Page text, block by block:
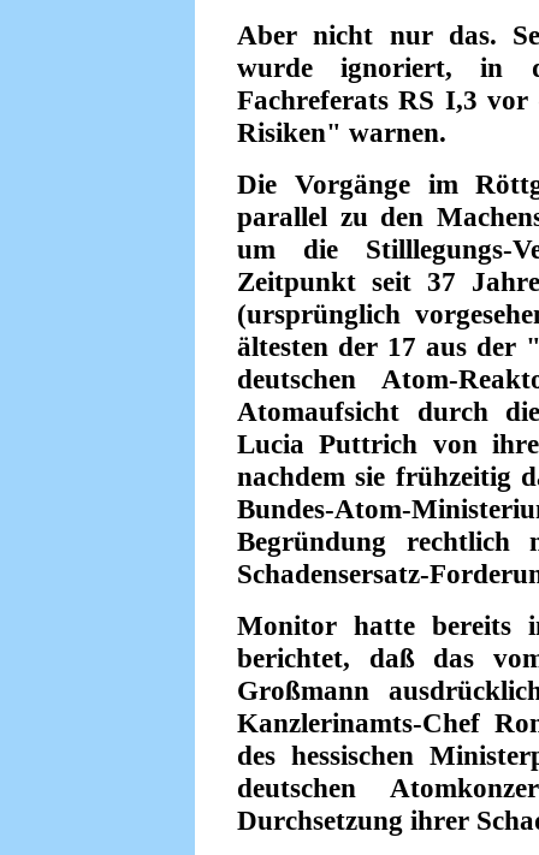
Aber nicht nur das.
wurde ignoriert, in
Fachreferats RS I,3
Risiken" warnen.
Die Vorgänge im
parallel zu den
um die Stilllegungs-
Zeitpunkt seit 37
(ursprünglich
ältesten der 17 aus der
deutschen Atom-
Atomaufsicht durch
Lucia Puttrich von
nachdem sie frühzeitig
Bundes-Atom-
Begründung
Schadensersatz-
Monitor hatte bereits
berichtet, daß das
Großmann
Kanzlerinamts-Chef
des hessischen
deutschen
Durchsetzung ihrer